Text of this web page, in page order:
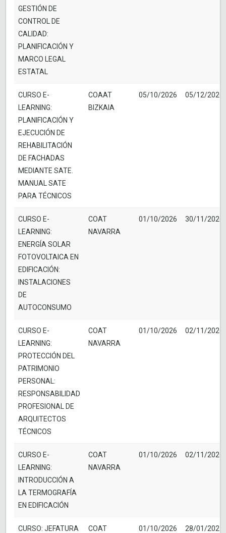
GESTIÓN DE
CONTROL DE
CALIDAD:
PLANIFICACIÓN Y
MARCO LEGAL
ESTATAL
CURSO E-
LEARNING:
PLANIFICACIÓN Y
EJECUCIÓN DE
REHABILITACIÓN
DE FACHADAS
MEDIANTE SATE.
MANUAL SATE
PARA TÉCNICOS
COAAT
BIZKAIA
05/10/2026 05/12/2026
CURSO E-
LEARNING:
ENERGÍA SOLAR
FOTOVOLTAICA EN
EDIFICACIÓN:
INSTALACIONES
DE
AUTOCONSUMO
COAT
NAVARRA
01/10/2026 30/11/2026
CURSO E-
LEARNING:
PROTECCIÓN DEL
PATRIMONIO
PERSONAL:
RESPONSABILIDAD
PROFESIONAL DE
ARQUITECTOS
TÉCNICOS
COAT
NAVARRA
01/10/2026 02/11/2026
CURSO E-
LEARNING:
INTRODUCCIÓN A
LA TERMOGRAFÍA
EN EDIFICACIÓN
COAT
NAVARRA
01/10/2026 02/11/2026
CURSO: JEFATURA
COAT
01/10/2026 28/01/2027